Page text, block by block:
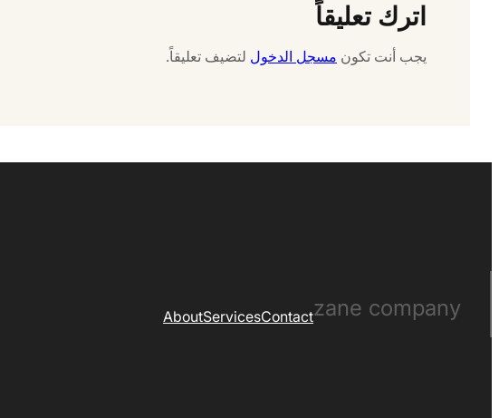
اترك تعليقاً
يجب أنت تكون مسجل الدخول لتضيف تعليقاً.
zane company
Contact
Services
About